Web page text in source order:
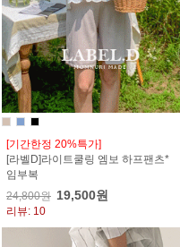
[기간한정 20%특가]
[라벨D]라이트쿨링 엠보 하프팬츠*
임부복
24,800원 19,500원
리뷰: 10